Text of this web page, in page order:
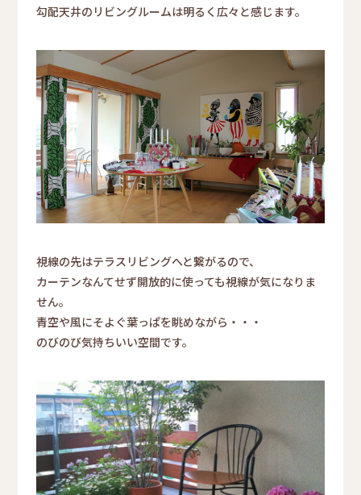
勾配天井のリビングルームは明るく広々と感じます。
視線の先はテラスリビングへと繋がるので、
カーテンなんてせず開放的に使っても視線が気になりま
せん。
青空や風にそよぐ葉っぱを眺めながら・・・
のびのび気持ちいい空間です。